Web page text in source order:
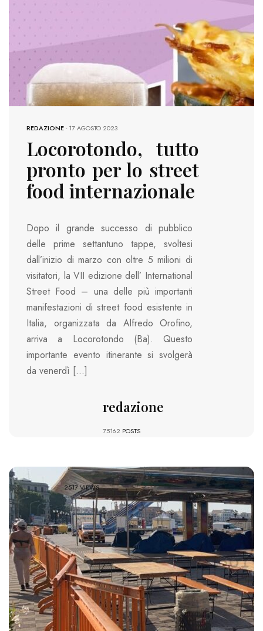
REDAZIONE-17 AGOSTO 2023
Locorotondo, tutto
pronto per lo street
food internazionale
Dopo il grande successo di pubblico
delle prime settantuno tappe, svoltesi
dall’inizio di marzo con oltre 5 milioni di
visitatori, la VII edizione dell’ International
Street Food – una delle più importanti
manifestazioni di street food esistente in
Italia, organizzata da Alfredo Orofino,
arriva a Locorotondo (Ba). Questo
importante evento itinerante si svolgerà
da venerdì […]
redazione
75162 POSTS
2517 VIEWS